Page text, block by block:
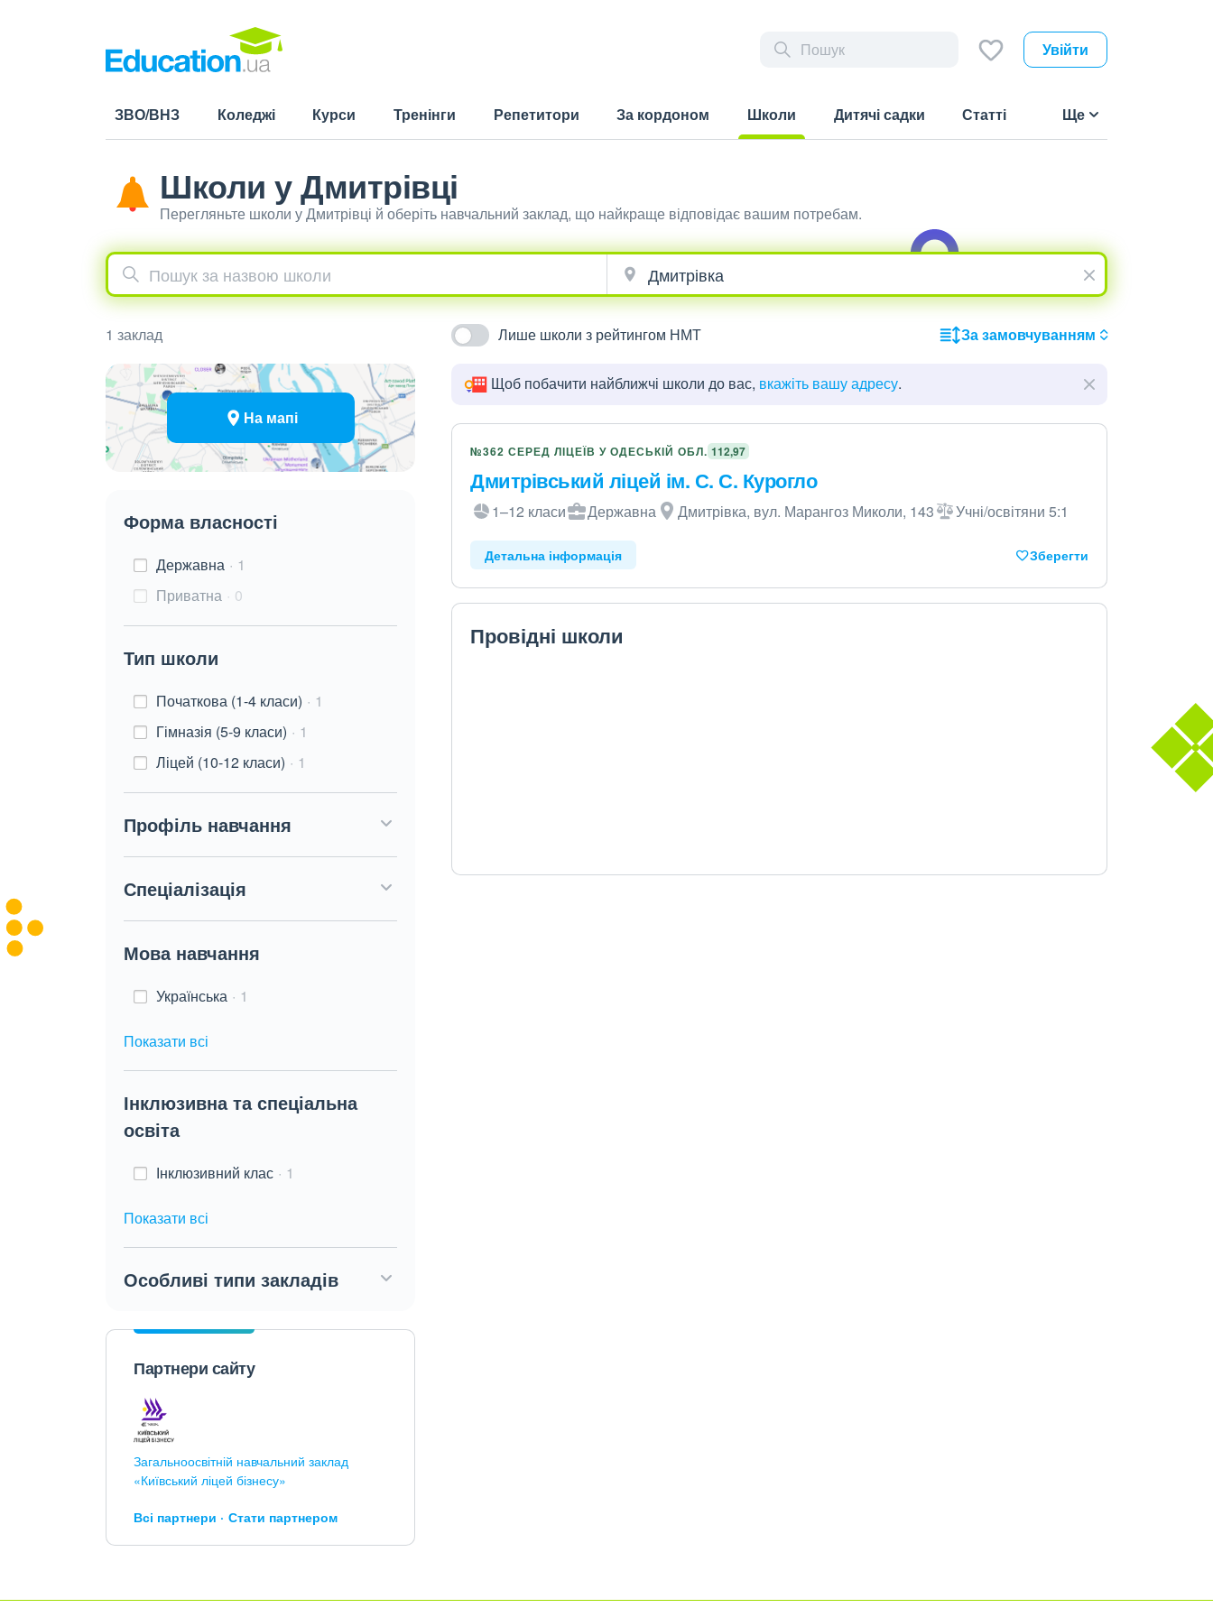
Увійти
ЗВО/ВНЗ Коледжі Курси Тренінги Репетитори За кордоном
Школи
Дитячі садки Статті Ще
Школи у Дмитрівці
Перегляньте школи у Дмитрівці й оберіть навчальний заклад, що найкраще відповідає вашим потребам.
1 заклад Лише школи з рейтингом НМТ За замовчуванням
На мапі
Форма власності
Державна
1
Приватна
0
Тип школи
Початкова (1-4 класи)
1
Гімназія (5-9 класи)
1
Ліцей (10-12 класи)
1
Профіль навчання
Спеціалізація
Мова навчання
Українська 1
Показати всі
Інклюзивна та спеціальна
освіта
Інклюзивний клас 1
Показати всі
Особливі типи закладів
Партнери сайту
Загальноосвітній навчальний заклад
«Київський ліцей бізнесу»
Всі партнери Стати партнером
Щоб побачити найближчі школи до вас, вкажіть вашу адресу.
№362 СЕРЕД ЛІЦЕЇВ У ОДЕСЬКІЙ ОБЛ. 112,97
Дмитрівський ліцей ім. С. С. Курогло
1–12 класи Державна Дмитрівка, вул. Марангоз Миколи, 143 Учні/освітяни 5:1
Детальна інформація Зберегти
Провідні школи